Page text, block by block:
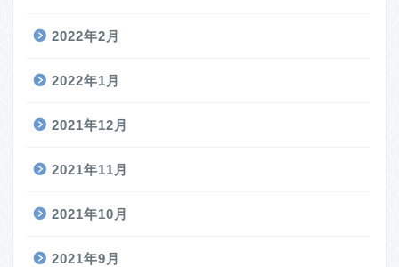
2022年2月
2022年1月
2021年12月
2021年11月
2021年10月
2021年9月